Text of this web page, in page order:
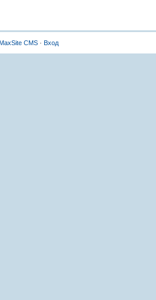
CMS · Вход